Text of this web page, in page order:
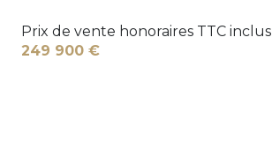
Prix de vente honoraires TTC inclus
249 900 €